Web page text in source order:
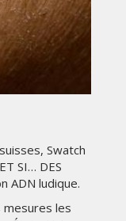
Swatch
SI… DES
ADN ludique.
les
DESIGN
SÉDUIRE